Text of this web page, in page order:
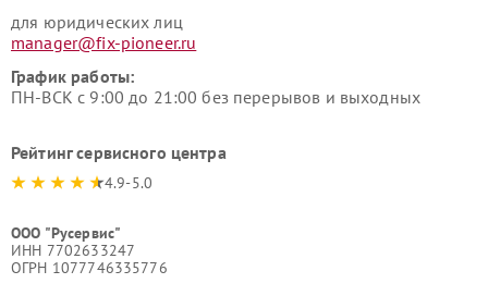
для юридических лиц
manager@fix-pioneer.ru
График работы:
ПН-ВСК с 9:00 до 21:00 без перерывов и выходных
Рейтинг сервисного центра
4.9-5.0
ООО "Русервис"
ИНН 7702633247
ОГРН 1077746335776